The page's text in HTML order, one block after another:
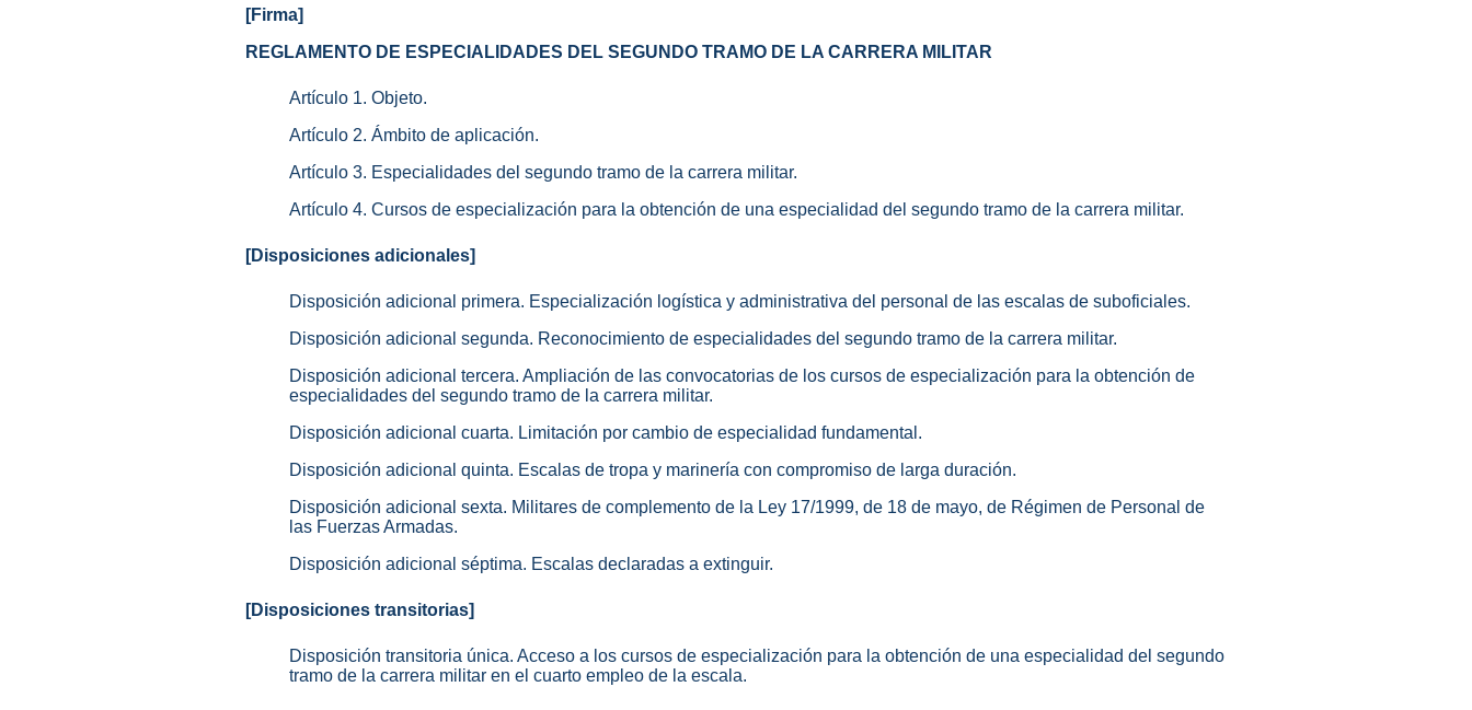
[Firma]
REGLAMENTO DE ESPECIALIDADES DEL SEGUNDO TRAMO DE LA CARRERA MILITAR
Artículo 1. Objeto.
Artículo 2. Ámbito de aplicación.
Artículo 3. Especialidades del segundo tramo de la carrera militar.
Artículo 4. Cursos de especialización para la obtención de una especialidad del segundo tramo de la carrera militar.
[Disposiciones adicionales]
Disposición adicional primera. Especialización logística y administrativa del personal de las escalas de suboficiales.
Disposición adicional segunda. Reconocimiento de especialidades del segundo tramo de la carrera militar.
Disposición adicional tercera. Ampliación de las convocatorias de los cursos de especialización para la obtención de
especialidades del segundo tramo de la carrera militar.
Disposición adicional cuarta. Limitación por cambio de especialidad fundamental.
Disposición adicional quinta. Escalas de tropa y marinería con compromiso de larga duración.
Disposición adicional sexta. Militares de complemento de la Ley 17/1999, de 18 de mayo, de Régimen de Personal de
las Fuerzas Armadas.
Disposición adicional séptima. Escalas declaradas a extinguir.
[Disposiciones transitorias]
Disposición transitoria única. Acceso a los cursos de especialización para la obtención de una especialidad del segundo
tramo de la carrera militar en el cuarto empleo de la escala.